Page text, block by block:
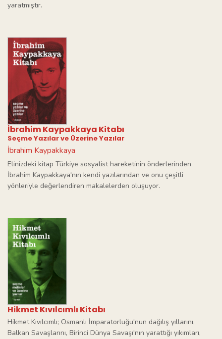
yaratmıştır.
İbrahim Kaypakkaya Kitabı
Seçme Yazılar ve Üzerine Yazılar
İbrahim Kaypakkaya
Elinizdeki kitap Türkiye sosyalist hareketinin önderlerinden
İbrahim Kaypakkaya'nın kendi yazılarından ve onu çeşitli
yönleriyle değerlendiren makalelerden oluşuyor.
Hikmet Kıvılcımlı Kitabı
Hikmet Kıvılcımlı; Osmanlı İmparatorluğu'nun dağılış yıllarını,
Balkan Savaşlarını, Birinci Dünya Savaşı'nın yarattığı yıkımları,